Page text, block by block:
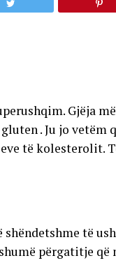
Gjëja
. Ju jo vetëm
të kolesterolit.
shëndetshme të
përgatitje